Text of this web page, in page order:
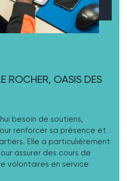
ROCHER, OASIS DES
besoin de soutiens,
renforcer sa présence et
Elle a particulièrement
assurer des cours de
volontaires en service